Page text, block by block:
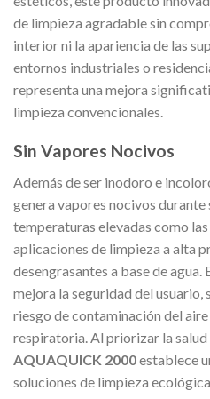
de limpieza agradable sin
interior ni la apariencia de las
entornos industriales o
representa una mejora
limpieza convencionales.
Sin Vapores Nocivos
Además de ser inodoro e
genera vapores nocivos durante
temperaturas elevadas como las
aplicaciones de limpieza a alta
desengrasantes a base de
mejora la seguridad del usuario,
riesgo de contaminación del
respiratoria. Al priorizar la
AQUAQUICK 2000establece
soluciones de limpieza